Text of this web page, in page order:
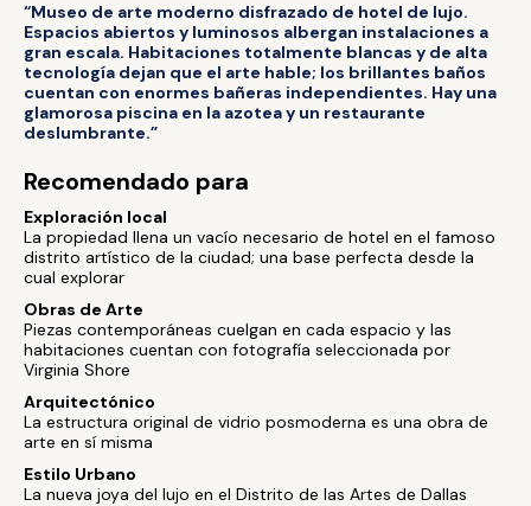
“Museo de arte moderno disfrazado de hotel de lujo.
Espacios abiertos y luminosos albergan instalaciones a
gran escala. Habitaciones totalmente blancas y de alta
tecnología dejan que el arte hable; los brillantes baños
cuentan con enormes bañeras independientes. Hay una
glamorosa piscina en la azotea y un restaurante
deslumbrante.”
Recomendado para
Exploración local
La propiedad llena un vacío necesario de hotel en el famoso
distrito artístico de la ciudad; una base perfecta desde la
cual explorar
Obras de Arte
Piezas contemporáneas cuelgan en cada espacio y las
habitaciones cuentan con fotografía seleccionada por
Virginia Shore
Arquitectónico
La estructura original de vidrio posmoderna es una obra de
arte en sí misma
Estilo Urbano
La nueva joya del lujo en el Distrito de las Artes de Dallas